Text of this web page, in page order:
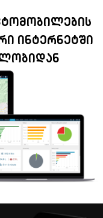
ინტერნეტში